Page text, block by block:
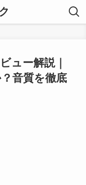
ュー解説｜
音質を徹底